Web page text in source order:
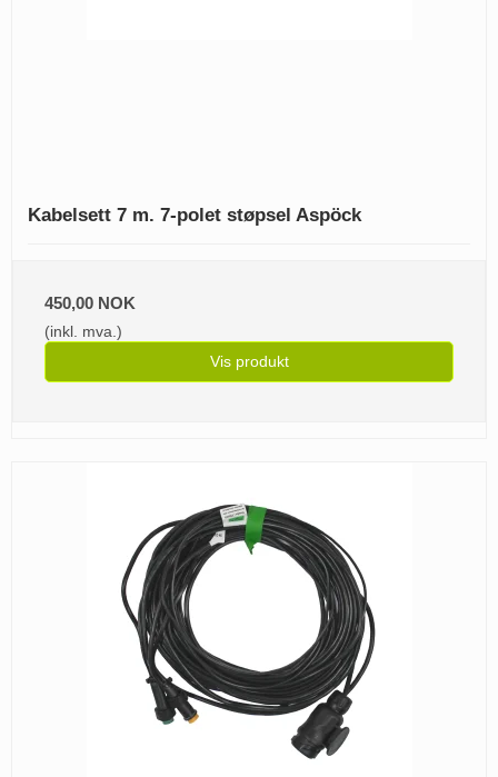
Kabelsett 7 m. 7-polet støpsel Aspöck
450,00 NOK
(inkl. mva.)
Vis produkt